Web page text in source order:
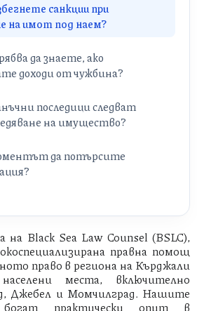
санкции при
на имот под наем?
да знаете, ако
доходи от чужбина?
последици следват
на имущество?
да потърсите
Black Sea Law Counsel (BSLC),
правна помощ
право в региона на Кърджали
места, включително
Джебел и Момчилград. Нашите
практически опит в